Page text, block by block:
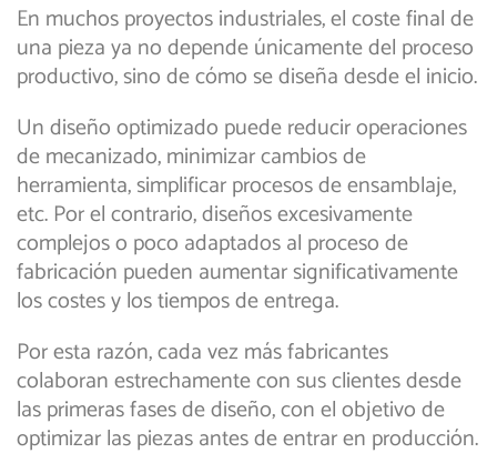
En muchos proyectos industriales, el coste final de
una pieza ya no depende únicamente del proceso
productivo, sino de cómo se diseña desde el inicio.
Un diseño optimizado puede reducir operaciones
de mecanizado, minimizar cambios de
herramienta, simplificar procesos de ensamblaje,
etc. Por el contrario, diseños excesivamente
complejos o poco adaptados al proceso de
fabricación pueden aumentar significativamente
los costes y los tiempos de entrega.
Por esta razón, cada vez más fabricantes
colaboran estrechamente con sus clientes desde
las primeras fases de diseño, con el objetivo de
optimizar las piezas antes de entrar en producción.